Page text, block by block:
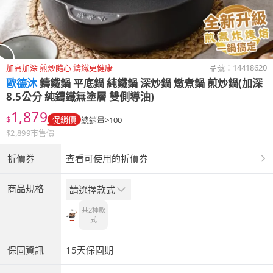
加高加深 煎炒隨心 鑄鐵更健康 品號： 14418620
歐德沐鑄鐵鍋 平底鍋 純鐵鍋 深炒鍋 燉煮鍋 煎炒鍋(加深
8.5公分 純鑄鐵無塗層 雙側導油)
$1,879 促銷價 總銷量>100
$2,899市售價
折價券 查看可使用的折價券
商品規格 請選擇款式
共2種款
式
保固資訊 15天保固期